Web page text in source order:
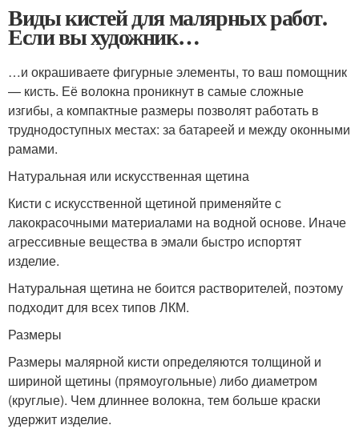
Виды кистей для малярных работ.
Если вы художник…
…и окрашиваете фигурные элементы, то ваш помощник
— кисть. Её волокна проникнут в самые сложные
изгибы, а компактные размеры позволят работать в
труднодоступных местах: за батареей и между оконными
рамами.
Натуральная или искусственная щетина
Кисти с искусственной щетиной применяйте с
лакокрасочными материалами на водной основе. Иначе
агрессивные вещества в эмали быстро испортят
изделие.
Натуральная щетина не боится растворителей, поэтому
подходит для всех типов ЛКМ.
Размеры
Размеры малярной кисти определяются толщиной и
шириной щетины (прямоугольные) либо диаметром
(круглые). Чем длиннее волокна, тем больше краски
удержит изделие.